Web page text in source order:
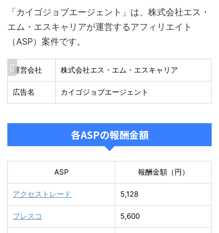
「カイゴジョブエージェント」は、株式会社エス・
エム・エスキャリアが運営するアフィリエイト
（ASP）案件です。
運営会社 株式会社エス・エム・エスキャリア
広告名 カイゴジョブエージェント
各ASPの報酬金額
ASP 報酬金額（円）
アクセストレード 5,128
プレスコ 5,600